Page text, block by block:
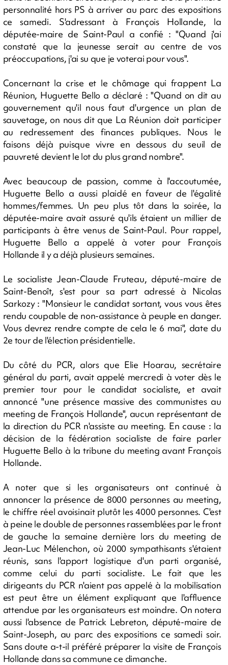
personnalité hors PS à arriver au parc des expositions
ce samedi. S'adressant à François Hollande, la
députée-maire de Saint-Paul a confié : "Quand j'ai
constaté que la jeunesse serait au centre de vos
préoccupations, j'ai su que je voterai pour vous".
Concernant la crise et le chômage qui frappent La
Réunion, Huguette Bello a déclaré : "Quand on dit au
gouvernement qu'il nous faut d'urgence un plan de
sauvetage, on nous dit que La Réunion doit participer
au redressement des finances publiques. Nous le
faisons déjà puisque vivre en dessous du seuil de
pauvreté devient le lot du plus grand nombre".
Avec beaucoup de passion, comme à l'accoutumée,
Huguette Bello a aussi plaidé en faveur de l'égalité
hommes/femmes. Un peu plus tôt dans la soirée, la
députée-maire avait assuré qu'ils étaient un millier de
participants à être venus de Saint-Paul. Pour rappel,
Huguette Bello a appelé à voter pour François
Hollande il y a déjà plusieurs semaines.
Le socialiste Jean-Claude Fruteau, député-maire de
Saint-Benoît, s'est pour sa part adressé à Nicolas
Sarkozy : "Monsieur le candidat sortant, vous vous êtes
rendu coupable de non-assistance à peuple en danger.
Vous devrez rendre compte de cela le 6 mai", date du
2e tour de l'élection présidentielle.
Du côté du PCR, alors que Elie Hoarau, secrétaire
général du parti, avait appelé mercredi à voter dès le
premier tour pour le candidat socialiste, et avait
annoncé "une présence massive des communistes au
meeting de François Hollande", aucun représentant de
la direction du PCR n'assiste au meeting. En cause : la
décision de la fédération socialiste de faire parler
Huguette Bello à la tribune du meeting avant François
Hollande.
A noter que si les organisateurs ont continué à
annoncer la présence de 8000 personnes au meeting,
le chiffre réel avoisinait plutôt les 4000 personnes. C'est
à peine le double de personnes rassemblées par le front
de gauche la semaine dernière lors du meeting de
Jean-Luc Mélenchon, où 2000 sympathisants s'étaient
réunis, sans l'apport logistique d'un parti organisé,
comme celui du parti socialiste. Le fait que les
dirigeants du PCR n'aient pas appelé à la mobilisation
est peut être un élément expliquant que l'affluence
attendue par les organisateurs est moindre. On notera
aussi l'absence de Patrick Lebreton, député-maire de
Saint-Joseph, au parc des expositions ce samedi soir.
Sans doute a-t-il préféré préparer la visite de François
Hollande dans sa commune ce dimanche.